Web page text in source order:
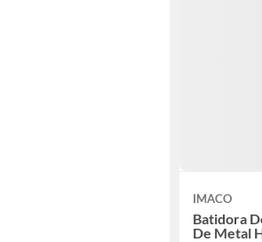
IMACO
Batidora
De Metal